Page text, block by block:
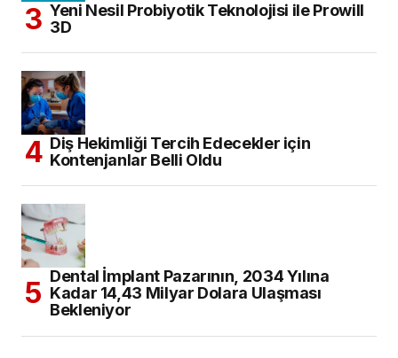
Yeni Nesil Probiyotik Teknolojisi ile Prowill
3D
Diş Hekimliği Tercih Edecekler için
Kontenjanlar Belli Oldu
Dental İmplant Pazarının, 2034 Yılına
Kadar 14,43 Milyar Dolara Ulaşması
Bekleniyor